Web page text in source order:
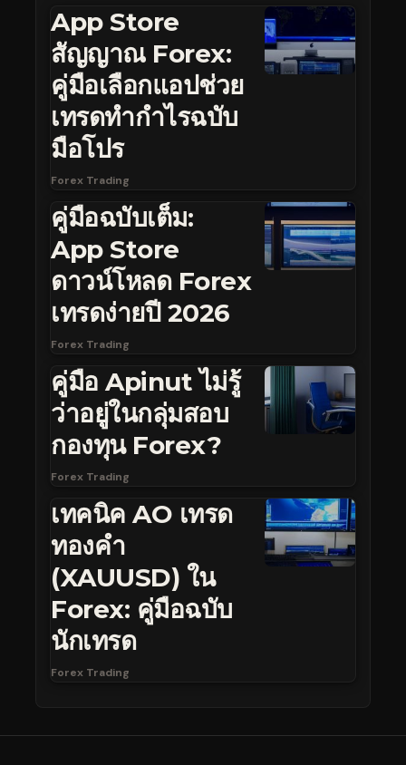
App Store
สัญญาณ Forex:
คู่มือเลือกแอปช่วย
เทรดทำกำไรฉบับ
มือโปร
Forex Trading
คู่มือฉบับเต็ม:
App Store
ดาวน์โหลด Forex
เทรดง่ายปี 2026
Forex Trading
คู่มือ Apinut ไม่รู้
ว่าอยู่ในกลุ่มสอบ
กองทุน Forex?
Forex Trading
เทคนิค AO เทรด
ทองคำ
(XAUUSD) ใน
Forex: คู่มือฉบับ
นักเทรด
Forex Trading